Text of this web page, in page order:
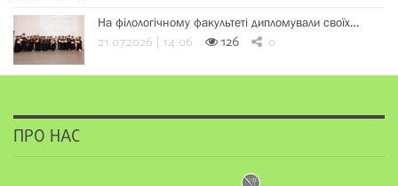
На філологічному факультеті дипломували своїх…
21.07.2026 | 14:06 126 0
ПРО НАС